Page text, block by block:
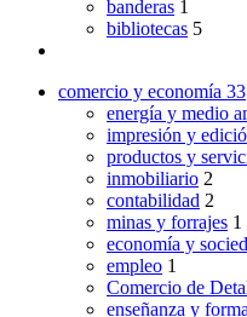
banderas 1
bibliotecas 5
comercio y economía 33
energía y medio
impresión y
productos y
inmobiliario 2
contabilidad 2
minas y forrajes 1
economía y
empleo 1
Comercio de
enseñanza y